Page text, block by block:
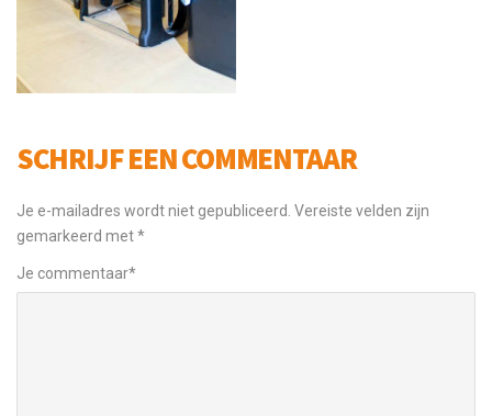
SCHRIJF EEN COMMENTAAR
Je e-mailadres wordt niet gepubliceerd. Vereiste velden zijn
gemarkeerd met*
Je commentaar*